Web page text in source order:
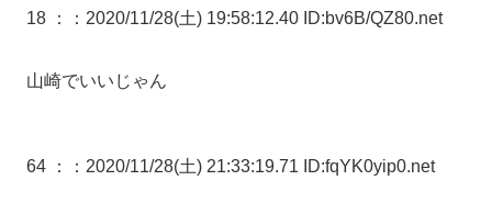
18 ： ：2020/11/28(土) 19:58:12.40 ID:bv6B/QZ80.net
山崎でいいじゃん
64 ： ：2020/11/28(土) 21:33:19.71 ID:fqYK0yip0.net